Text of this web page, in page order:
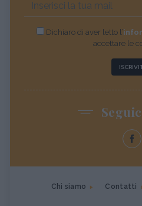
Dichiaro di aver letto l’
accettare le
Chi siamo Contatti